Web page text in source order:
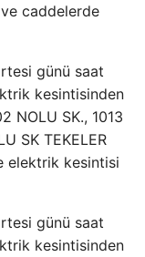
caddelerde
günü saat
kesintisinden
NOLU SK., 1013
SK TEKELER
elektrik kesintisi
günü saat
kesintisinden